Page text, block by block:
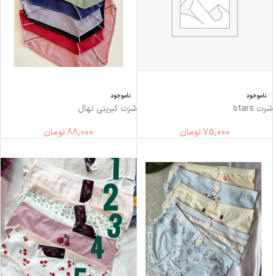
ناموجود
شرت stars
75,000تومان
ناموجود
شرت کبریتی نهال
88,000تومان